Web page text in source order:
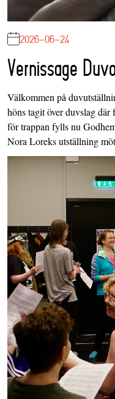
2026-06-24
Vernissage
Välkommen på
höns tagit över duvslag där
för trappan fylls nu
Nora Loreks utställning